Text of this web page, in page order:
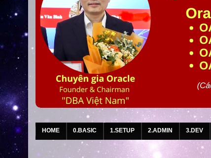
HOME 0.BASIC 1.SETUP 2.ADMIN 3.DEV